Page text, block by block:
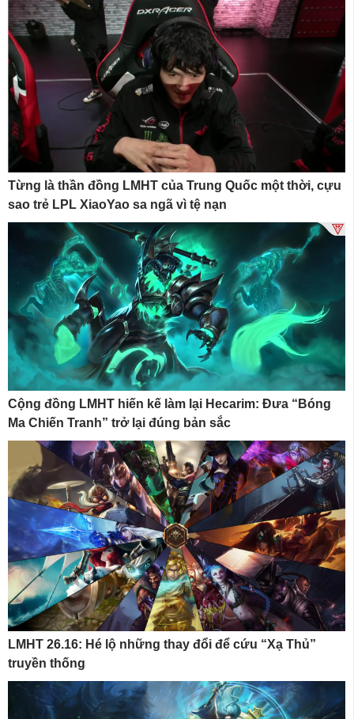
Từng là thần đồng LMHT của Trung Quốc một thời, cựu
sao trẻ LPL XiaoYao sa ngã vì tệ nạn
Cộng đồng LMHT hiến kế làm lại Hecarim: Đưa “Bóng
Ma Chiến Tranh” trở lại đúng bản sắc
LMHT 26.16: Hé lộ những thay đổi để cứu “Xạ Thủ”
truyền thống